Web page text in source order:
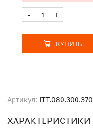
Артикул:
ХАРАКТЕРИСТИКИ
- +
КУПИТЬ